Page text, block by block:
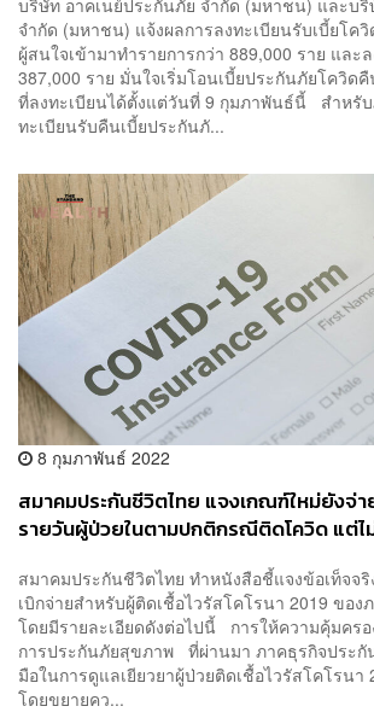
จำกัด (มหาชน) แจ้งผลการลงทะเบียนรับเบี้ยโค
ผู้สนใจเข้ามาทำรายการกว่า 889,000 ราย และ
387,000 ราย มั่นใจเริ่มโอนเบี้ยประกันภัยโควิด
ที่ลงทะเบียนได้ตั้งแต่วันที่ 9 กุมภาพันธ์นี้ สำหรับ
ทะเบียนรับคืนเบี้ยประกันภั...
8 กุมภาพันธ์ 2022
สมาคมประกันชีวิตไทย แจงเกณฑ์ใหม่ยังจ่
รายวันผู้ป่วยในตามปกติกรณีติดโควิด แต่ไ
สมาคมประกันชีวิตไทย ทำหนังสือชี้แจงข้อเท็จจ
เบิกจ่ายสำหรับผู้ติดเชื้อไวรัสโคโรนา 2019 ขอ
โดยมีรายละเอียดดังต่อไปนี้ การให้ความคุ้มคร
การประกันภัยสุขภาพ ที่ผ่านมา ภาคธุรกิจประกั
มือในการดูแลเยียวยาผู้ป่วยติดเชื้อไวรัสโคโรนา
โดยขยายคว...